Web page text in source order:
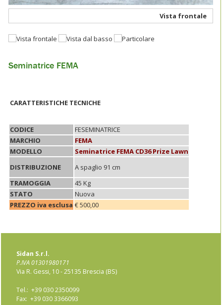
Vista frontale
Seminatrice FEMA
CARATTERISTICHE TECNICHE
CODICE
FESEMINATRICE
MARCHIO
FEMA
MODELLO
Seminatrice FEMA CD36 Prize Lawn
DISTRIBUZIONE
A spaglio 91 cm
TRAMOGGIA
45 Kg
STATO
Nuova
PREZZO iva esclusa € 500,00
Sidan S.r.l.
P.IVA 01301980171
Via R. Gessi, 10 - 25135 Brescia (BS)
Tel.: +39 030 2350099
Fax: +39 030 3366093